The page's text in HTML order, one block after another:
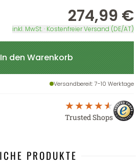
274,99 €
inkl. MwSt. · Kostenfreier Versand (DE/AT)
In den Warenkorb
Versandbereit: 7-10 Werktage
Trusted Shops
PRODUKTE